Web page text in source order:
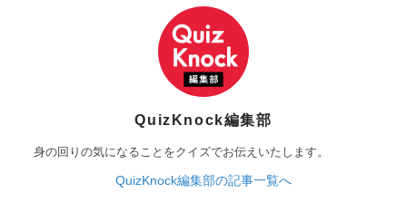
QuizKnock編集部
身の回りの気になることをクイズでお伝えいたします。
QuizKnock編集部の記事一覧へ